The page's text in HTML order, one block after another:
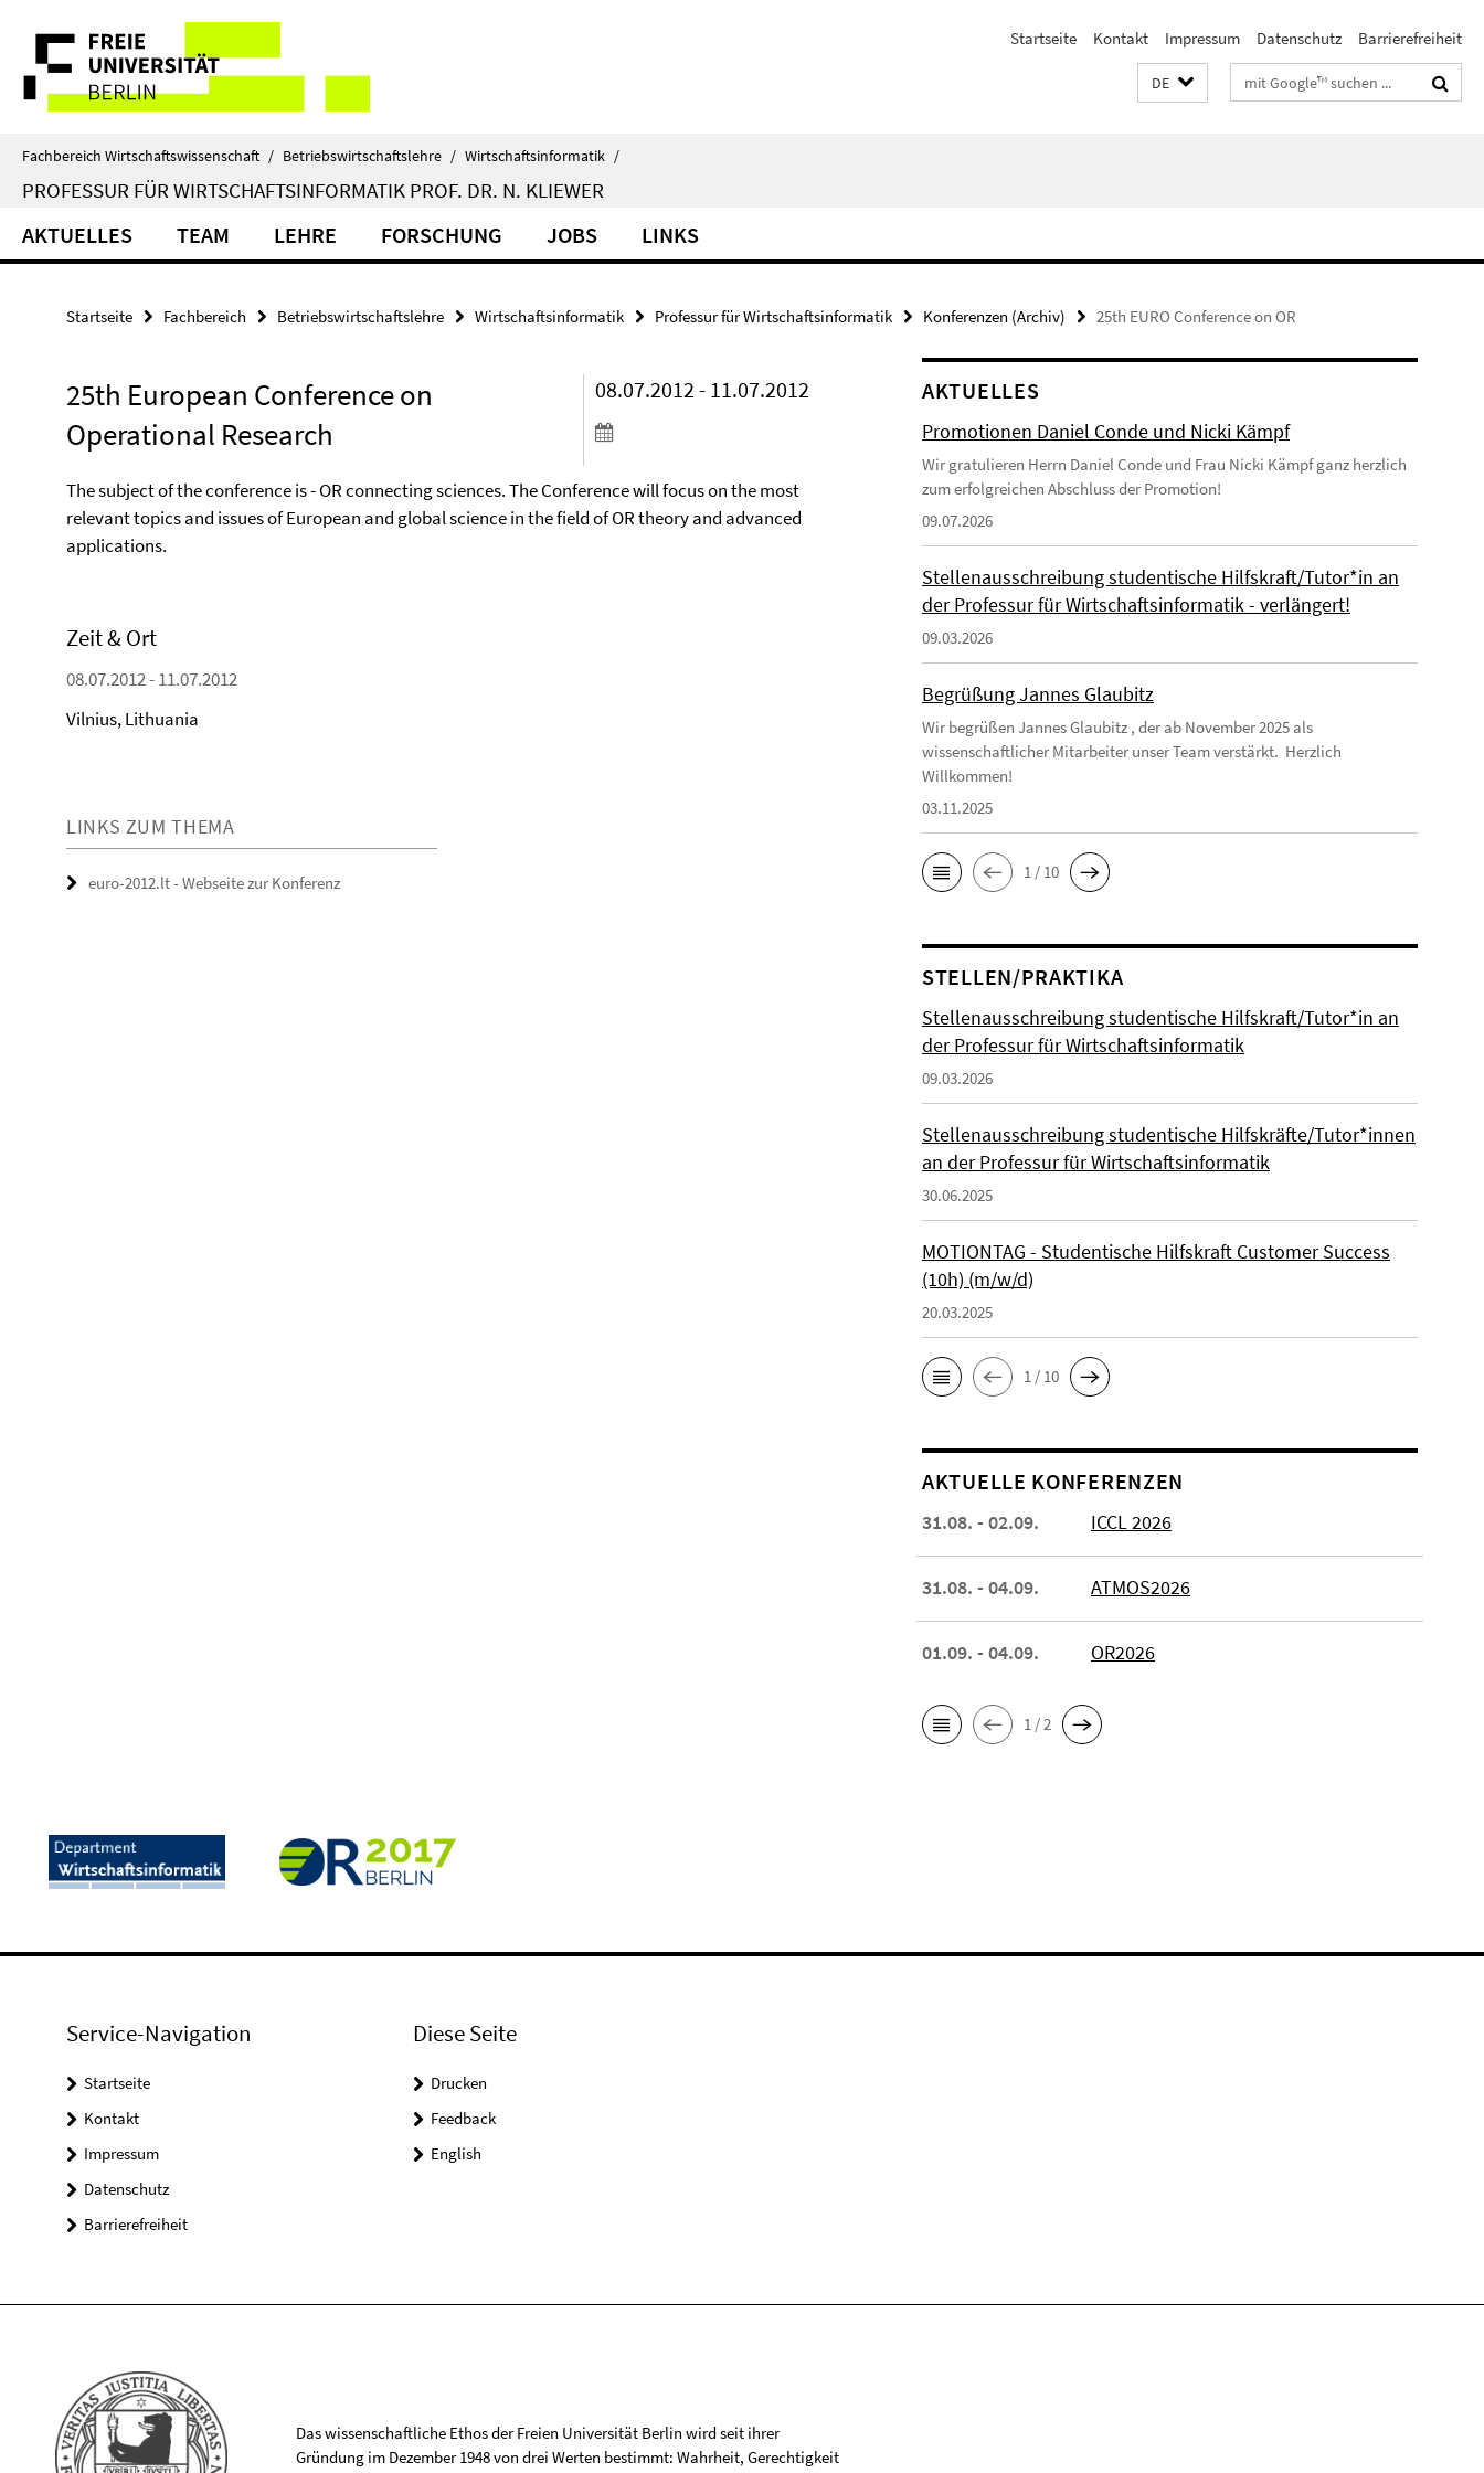
direkt
Inhalt
Service-
Navigation
Startseite Kontakt Impressum Datenschutz Barrierefreiheit
DE Suchbegriffe
Fachbereich Wirtschaftswissenschaft / Betriebswirtschaftslehre / Wirtschaftsinformatik /
PROFESSUR FÜR WIRTSCHAFTSINFORMATIK PROF. DR. N. KLIEWER
AKTUELLES TEAM LEHRE FORSCHUNG JOBS LINKS
Startseite Fachbereich Betriebswirtschaftslehre Wirtschaftsinformatik Professur für Wirtschaftsinformatik Konferenzen (Archiv) 25th EURO Conference on OR
25th European Conference on
Operational Research
08.07.2012 - 11.07.2012
The subject of the conference is - OR connecting sciences. The Conference will focus on the most
relevant topics and issues of European and global science in the field of OR theory and advanced
applications.
Zeit & Ort
08.07.2012 - 11.07.2012
Vilnius, Lithuania
LINKS ZUM THEMA
euro-2012.lt - Webseite zur Konferenz
AKTUELLES
Promotionen Daniel Conde und Nicki Kämpf
Wir gratulieren Herrn Daniel Conde und Frau Nicki Kämpf ganz herzlich
zum erfolgreichen Abschluss der Promotion!
09.07.2026
Stellenausschreibung studentische Hilfskraft/Tutor*in an
der Professur für Wirtschaftsinformatik - verlängert!
09.03.2026
Begrüßung Jannes Glaubitz
Wir begrüßen Jannes Glaubitz , der ab November 2025 als
wissenschaftlicher Mitarbeiter unser Team verstärkt. Herzlich
Willkommen!
03.11.2025
1 / 10
STELLEN/PRAKTIKA
Stellenausschreibung studentische Hilfskraft/Tutor*in an
der Professur für Wirtschaftsinformatik
09.03.2026
Stellenausschreibung studentische Hilfskräfte/Tutor*innen
an der Professur für Wirtschaftsinformatik
30.06.2025
MOTIONTAG - Studentische Hilfskraft Customer Success
(10h) (m/w/d)
20.03.2025
1 / 10
AKTUELLE KONFERENZEN
31.08. - 02.09. ICCL 2026
31.08. - 04.09. ATMOS2026
01.09. - 04.09. OR2026
1 / 2
Service-Navigation
Startseite
Kontakt
Impressum
Datenschutz
Barrierefreiheit
Diese Seite
Drucken
Feedback
English
Das wissenschaftliche Ethos der Freien Universität Berlin wird seit ihrer
Gründung im Dezember 1948 von drei Werten bestimmt: Wahrheit, Gerechtigkeit